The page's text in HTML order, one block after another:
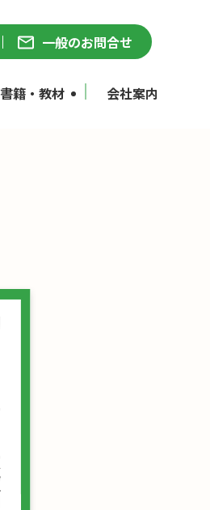
一般のお問合せ
書籍・教材 会社案内